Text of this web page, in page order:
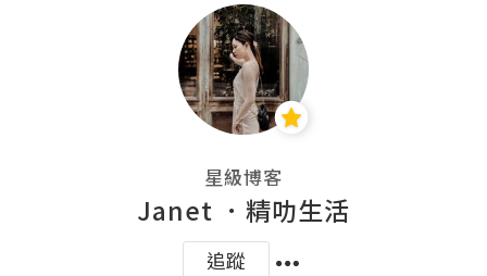
星級博客
Janet ．精叻生活
追蹤